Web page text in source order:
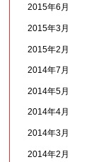
2015年6月
2015年3月
2015年2月
2014年7月
2014年5月
2014年4月
2014年3月
2014年2月